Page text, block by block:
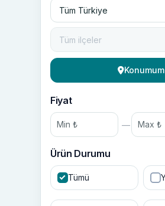
Konumum
Fiyat
—
Ürün Durumu
Tümü